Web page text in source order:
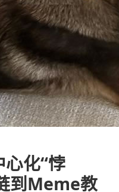
化“悖
到Meme教